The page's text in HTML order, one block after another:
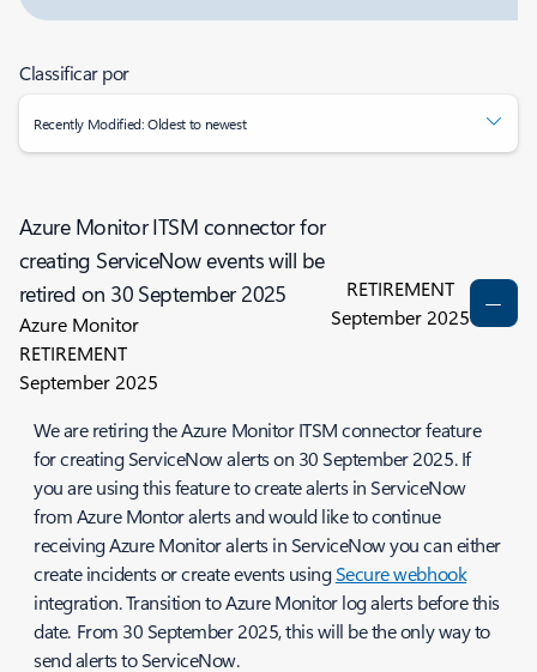
Classificar por
Recently Modified: Oldest to newest
Azure Monitor ITSM connector for
creating ServiceNow events will be
retired on 30 September 2025
Azure Monitor
RETIREMENT
September 2025
RETIREMENT
September 2025
We are retiring the Azure Monitor ITSM connector feature
for creating ServiceNow alerts on 30 September 2025. If
you are using this feature to create alerts in ServiceNow
from Azure Montor alerts and would like to continue
receiving Azure Monitor alerts in ServiceNow you can either
create incidents or create events usingSecure webhook
integration. Transition to Azure Monitor log alerts before this
date. From 30 September 2025, this will be the only way to
send alerts to ServiceNow.